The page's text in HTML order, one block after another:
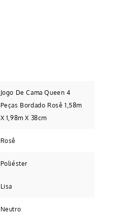
Jogo De Cama Queen 4
Peças Bordado Rosê 1,58m
X 1,98m X 38cm
Rosê
Poliéster
Lisa
Neutro